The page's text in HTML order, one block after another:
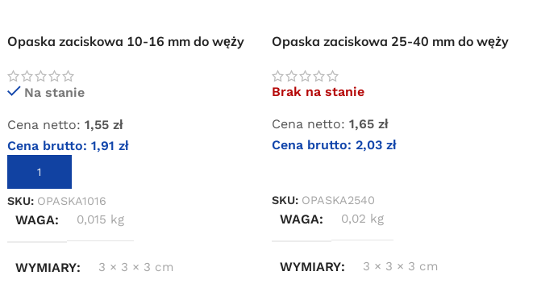
Opaska zaciskowa 10-16 mm do węży
Na stanie
Cena netto: 1,55 zł
Cena brutto: 1,91 zł
DODAJ DO KOSZYKA
SKU: OPASKA1016
WAGA 0,015 kg
WYMIARY 3 × 3 × 3 cm
Opaska zaciskowa 25-40 mm do węży
Brak na stanie
Cena netto: 1,65zł
Cena brutto:2,03zł
SKU: OPASKA2540
WAGA 0,02 kg
WYMIARY 3 × 3 × 3 cm